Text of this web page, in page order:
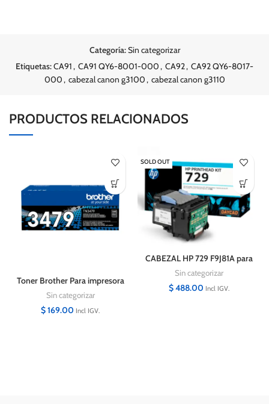
Categoría:Sin categorizar
Etiquetas:CA91, CA91 QY6-8001-000, CA92, CA92 QY6-8017-
000, cabezal canon g3100, cabezal canon g3110
PRODUCTOS RELACIONADOS
Toner Brother Para impresora
DCP-L5650DN
Sin categorizar
$169.00 Incl IGV.
SOLD OUT
CABEZAL HP 729 F9J81A para
DesignJet T730 / T830
Sin categorizar
$488.00 Incl IGV.